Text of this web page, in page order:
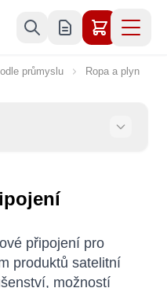
průmyslu
Ropa a plyn
připojení pro
produktů satelitní
možností